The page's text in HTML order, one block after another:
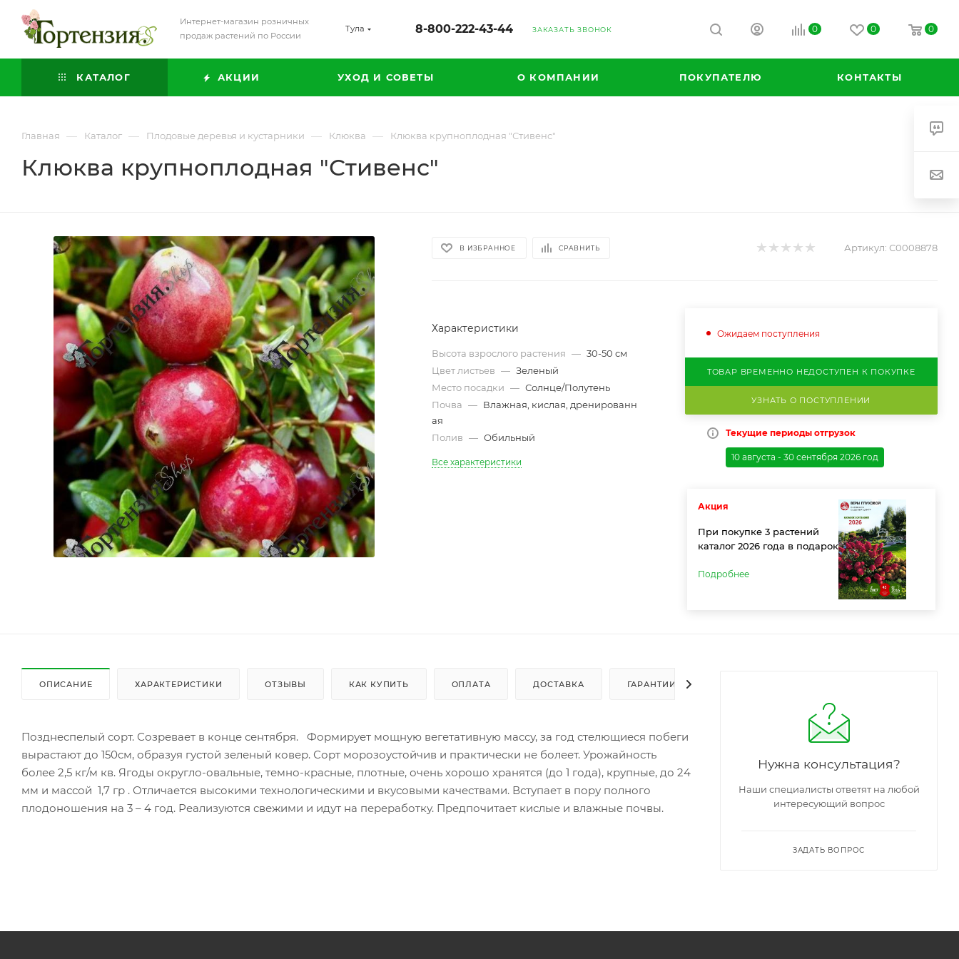
Интернет-магазин розничных
продаж растений по России
Тула 8-800-222-43-44 ЗАКАЗАТЬ ЗВОНОК 0 0 0
КАТАЛОГ АКЦИИ УХОД И СОВЕТЫ О КОМПАНИИ ПОКУПАТЕЛЮ КОНТАКТЫ
Главная — Каталог — Плодовые деревья и кустарники — Клюква — Клюква крупноплодная "Стивенс"
Клюква крупноплодная "Стивенс"
В ИЗБРАННОЕ СРАВНИТЬ Артикул: С0008878
Характеристики
Высота взрослого растения — 30-50 см
Цвет листьев — Зеленый
Место посадки — Солнце/Полутень
Почва — Влажная, кислая, дренированн
ая
Полив — Обильный
Все характеристики
Ожидаем поступления
ТОВАР ВРЕМЕННО НЕДОСТУПЕН К ПОКУПКЕ
УЗНАТЬ О ПОСТУПЛЕНИИ
Текущие периоды отгрузок
10 августа - 30 сентября 2026 год
Акция
При покупке 3 растений
каталог 2026 года в подарок
Подробнее
ОПИСАНИЕ ХАРАКТЕРИСТИКИ ОТЗЫВЫ КАК КУПИТЬ ОПЛАТА ДОСТАВКА ГАРАНТИИ
Позднеспелый сорт. Созревает в конце сентября. Формирует мощную вегетативную массу, за год стелющиеся побеги
вырастают до 150см, образуя густой зеленый ковер. Сорт морозоустойчив и практически не болеет. Урожайность
более 2,5 кг/м кв. Ягоды округло-овальные, темно-красные, плотные, очень хорошо хранятся (до 1 года), крупные, до 24
мм и массой 1,7 гр . Отличается высокими технологическими и вкусовыми качествами. Вступает в пору полного
плодоношения на 3 – 4 год. Реализуются свежими и идут на переработку. Предпочитает кислые и влажные почвы.
Нужна консультация?
Наши специалисты ответят на любой
интересующий вопрос
ЗАДАТЬ ВОПРОС